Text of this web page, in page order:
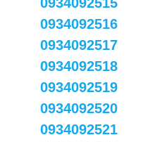
0934092516
0934092517
0934092518
0934092519
0934092520
0934092521